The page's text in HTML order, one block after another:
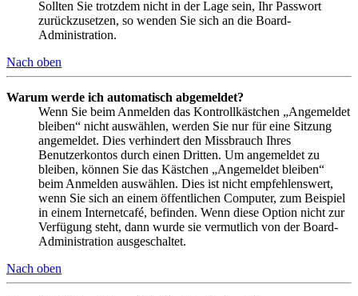
Sollten Sie trotzdem nicht in der Lage sein, Ihr Passwort
zurückzusetzen, so wenden Sie sich an die Board-
Administration.
Nach oben
Warum werde ich automatisch abgemeldet?
Wenn Sie beim Anmelden das Kontrollkästchen „Angemeldet
bleiben“ nicht auswählen, werden Sie nur für eine Sitzung
angemeldet. Dies verhindert den Missbrauch Ihres
Benutzerkontos durch einen Dritten. Um angemeldet zu
bleiben, können Sie das Kästchen „Angemeldet bleiben“
beim Anmelden auswählen. Dies ist nicht empfehlenswert,
wenn Sie sich an einem öffentlichen Computer, zum Beispiel
in einem Internetcafé, befinden. Wenn diese Option nicht zur
Verfügung steht, dann wurde sie vermutlich von der Board-
Administration ausgeschaltet.
Nach oben